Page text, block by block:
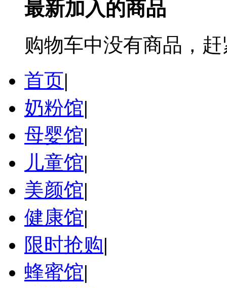
最新加入的商品
购物车中没有商品，
首页|
奶粉馆|
母婴馆|
儿童馆|
美颜馆|
健康馆|
限时抢购|
蜂蜜馆|